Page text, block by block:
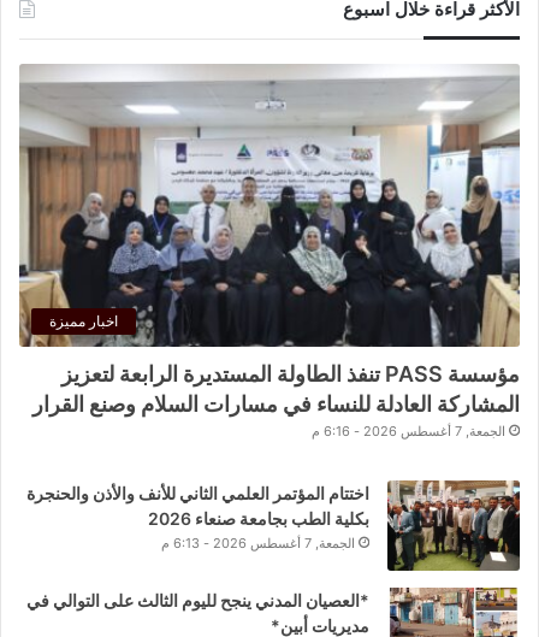
الأكثر قراءة خلال اسبوع
اخبار مميزة
مؤسسة PASS تنفذ الطاولة المستديرة الرابعة لتعزيز
المشاركة العادلة للنساء في مسارات السلام وصنع القرار
الجمعة, 7 أغسطس 2026 - 6:16 م
اختتام المؤتمر العلمي الثاني للأنف والأذن والحنجرة
بكلية الطب بجامعة صنعاء 2026
الجمعة, 7 أغسطس 2026 - 6:13 م
*العصيان المدني ينجح لليوم الثالث على التوالي في
مديريات أبين*